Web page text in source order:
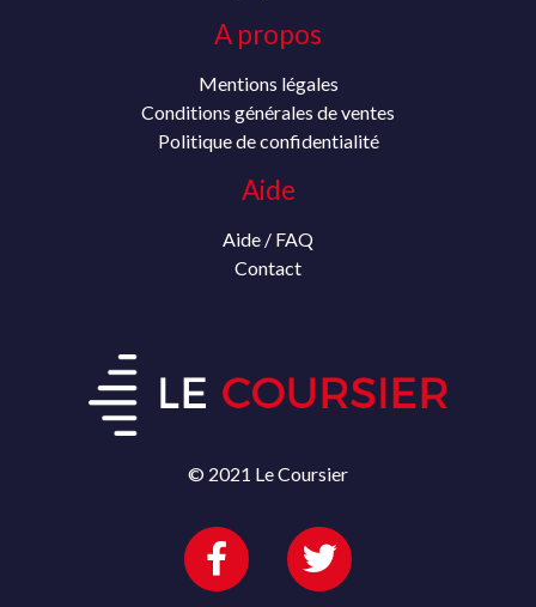
A propos
Mentions légales
Conditions générales de ventes
Politique de confidentialité
Aide
Aide / FAQ
Contact
© 2021 Le Coursier